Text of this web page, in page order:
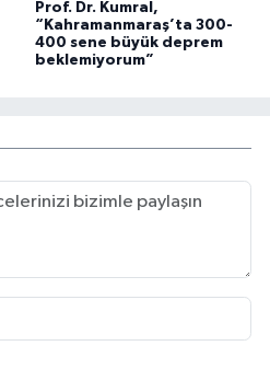
Prof. Dr. Kumral,
“Kahramanmaraş’ta 300-
400 sene büyük deprem
beklemiyorum”